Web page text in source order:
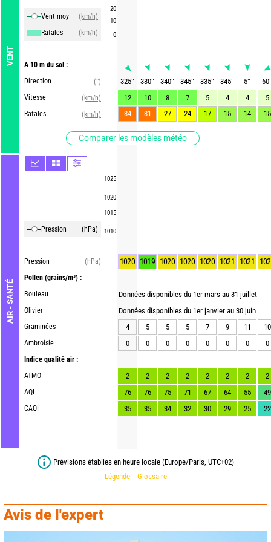
VENT
Vent moy
(km/h)
Rafales
(km/h)
A 10 m du sol :
Direction
(°)
Vitesse
(km/h)
Rafales
(km/h)
Comparer les modèles météo
AIR - SANTÉ
Pression (hPa)
Pression
(hPa)
Pollen (grains/m³) :
Bouleau
Olivier
Graminées
Ambroisie
Indice qualité air :
ATMO
AQI
CAQI
20
10
0
1025
1020
1015
1010
325° 330° 340° 345° 335° 345° 5° 60
12
10 8 7 5 4 4
5
34
31 27 24 17 15 14 15
1020 1019 1020 1020 1020 1021 1021
Données disponibles du 1er mars au 31 juillet
Données disponibles du 1er janvier au 30 juin
4
5 5 5 7 9 11
10
0
0 0 0 0 0 0 0
2 2 2 2 2 2 2
2
76
76 75 71 67 64 55
49
35
35 34 32 30 29 25 22
Prévisions établies en heure locale (Europe/Paris, UTC+02)
Légende
Glossaire
Avis de l'expert